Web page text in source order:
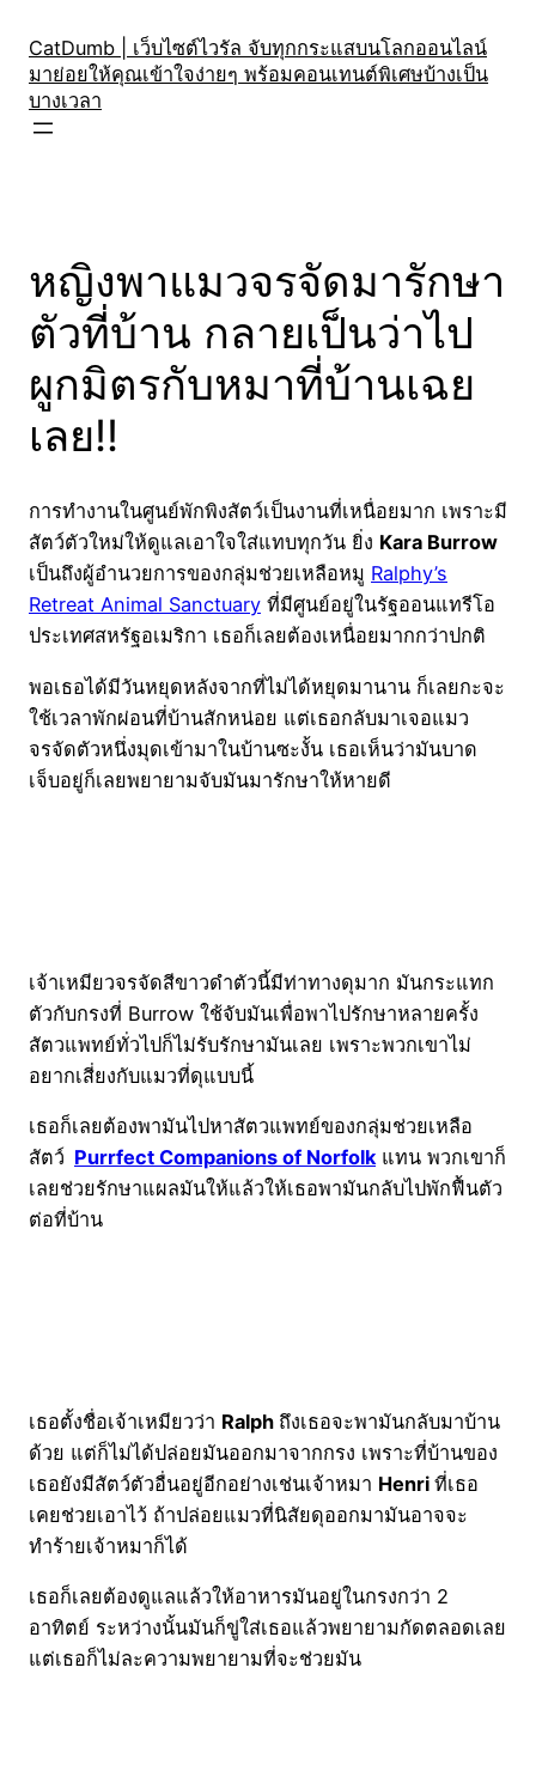
content
CatDumb | เว็บไซต์ไวรัล จับทุกกระแสบนโลกออนไลน์
มาย่อยให้คุณเข้าใจง่ายๆ พร้อมคอนเทนต์พิเศษบ้างเป็น
บางเวลา
หญิงพาแมวจรจัดมารักษา
ตัวที่บ้าน กลายเป็นว่าไป
ผูกมิตรกับหมาที่บ้านเฉย
เลย!!
การทำงานในศูนย์พักพิงสัตว์เป็นงานที่เหนื่อยมาก เพราะมี
สัตว์ตัวใหม่ให้ดูแลเอาใจใส่แทบทุกวัน ยิ่ง Kara Burrow
เป็นถึงผู้อำนวยการของกลุ่มช่วยเหลือหมู Ralphy’s
Retreat Animal Sanctuary ที่มีศูนย์อยู่ในรัฐออนแทรีโอ
ประเทศสหรัฐอเมริกา เธอก็เลยต้องเหนื่อยมากกว่าปกติ
พอเธอได้มีวันหยุดหลังจากที่ไม่ได้หยุดมานาน ก็เลยกะจะ
ใช้เวลาพักผ่อนที่บ้านสักหน่อย แต่เธอกลับมาเจอแมว
จรจัดตัวหนึ่งมุดเข้ามาในบ้านซะงั้น เธอเห็นว่ามันบาด
เจ็บอยู่ก็เลยพยายามจับมันมารักษาให้หายดี
เจ้าเหมียวจรจัดสีขาวดำตัวนี้มีท่าทางดุมาก มันกระแทก
ตัวกับกรงที่ Burrow ใช้จับมันเพื่อพาไปรักษาหลายครั้ง
สัตวแพทย์ทั่วไปก็ไม่รับรักษามันเลย เพราะพวกเขาไม่
อยากเสี่ยงกับแมวที่ดุแบบนี้
เธอก็เลยต้องพามันไปหาสัตวแพทย์ของกลุ่มช่วยเหลือ
สัตว์ Purrfect Companions of Norfolkแทน พวกเขาก็
เลยช่วยรักษาแผลมันให้แล้วให้เธอพามันกลับไปพักฟื้นตัว
ต่อที่บ้าน
เธอตั้งชื่อเจ้าเหมียวว่า Ralph ถึงเธอจะพามันกลับมาบ้าน
ด้วย แต่ก็ไม่ได้ปล่อยมันออกมาจากกรง เพราะที่บ้านของ
เธอยังมีสัตว์ตัวอื่นอยู่อีกอย่างเช่นเจ้าหมา Henri ที่เธอ
เคยช่วยเอาไว้ ถ้าปล่อยแมวที่นิสัยดุออกมามันอาจจะ
ทำร้ายเจ้าหมาก็ได้
เธอก็เลยต้องดูแลแล้วให้อาหารมันอยู่ในกรงกว่า 2
อาทิตย์ ระหว่างนั้นมันก็ขู่ใส่เธอแล้วพยายามกัดตลอดเลย
แต่เธอก็ไม่ละความพยายามที่จะช่วยมัน